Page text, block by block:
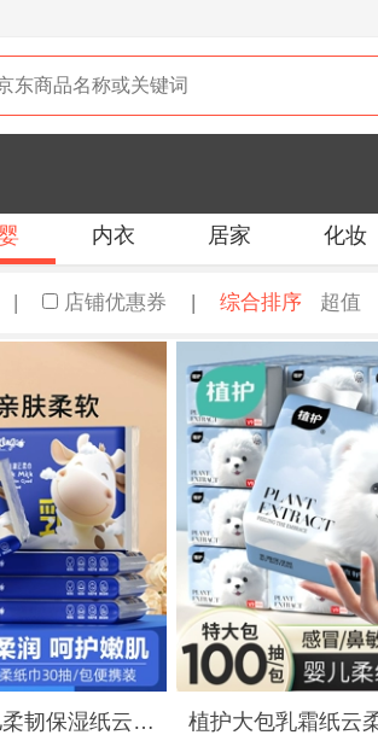
内衣 居家 化妆
| 店铺优惠券 | 综合排序 超值
琦宝抽纸新生婴儿柔韧保湿纸云柔纸巾家用实惠装润肤乳霜纸30抽